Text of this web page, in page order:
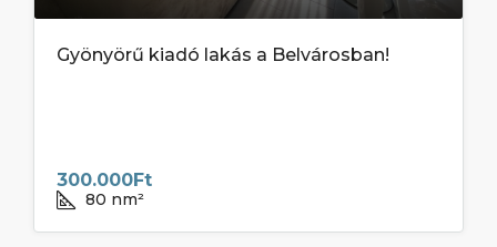
Gyönyörű kiadó lakás a Belvárosban!
300.000Ft
80 nm²